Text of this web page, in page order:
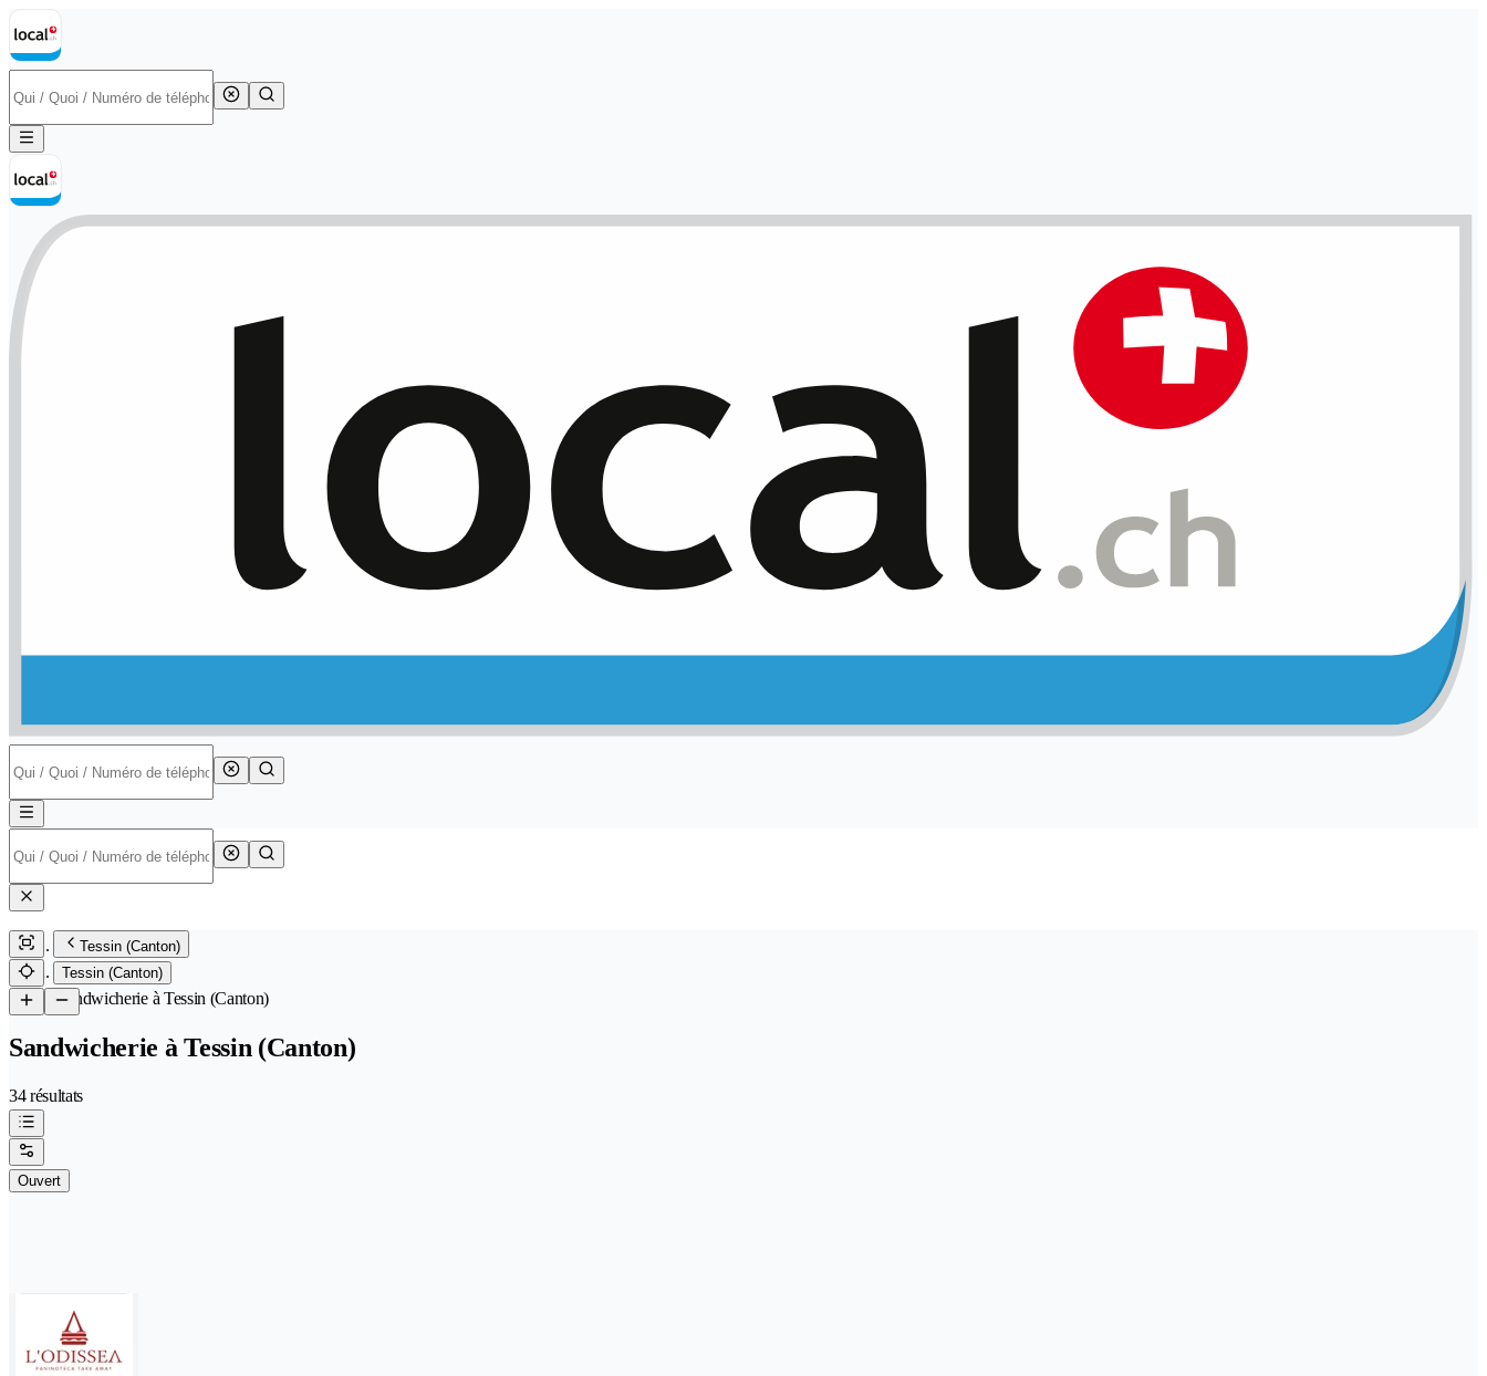
Tessin (Canton)
Tessin (Canton)
/Sandwicherie à Tessin (Canton)
Sandwicherie à Tessin (Canton)
34 résultats
Ouvert